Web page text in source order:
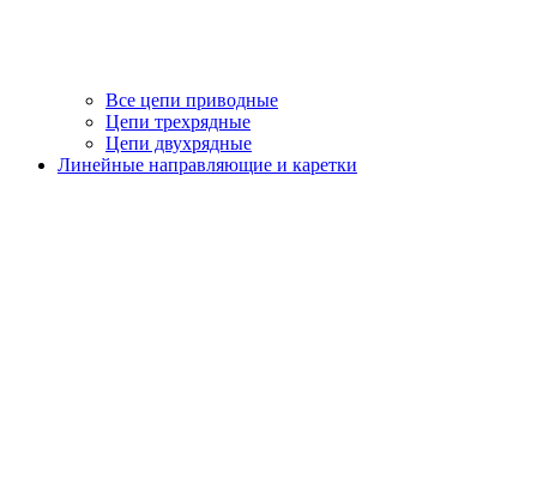
Все цепи приводные
Цепи трехрядные
Цепи двухрядные
Линейные направляющие и каретки